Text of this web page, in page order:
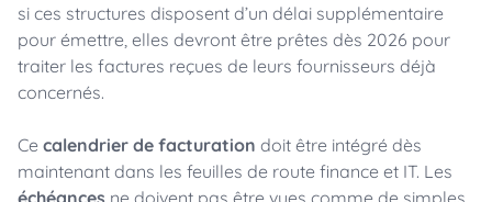
si ces structures disposent d’un délai supplémentaire
pour émettre, elles devront être prêtes dès 2026 pour
traiter les factures reçues de leurs fournisseurs déjà
concernés.
Ce calendrier de facturation doit être intégré dès
maintenant dans les feuilles de route finance et IT. Les
échéances ne doivent pas être vues comme de simples